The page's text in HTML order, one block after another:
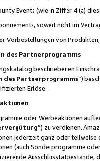
Events (wie in Ziffer 4 (a)
soweit nicht im
Vorbestellungen von
des Partnerprogramms
beschriebenen
des Partnerprogramms“)
Erlöse.
oder Werbeaktionen
”) zu verdienen.
jederzeit ganz oder
(auch Sonderprogramme
Ausschlusstatbestände,